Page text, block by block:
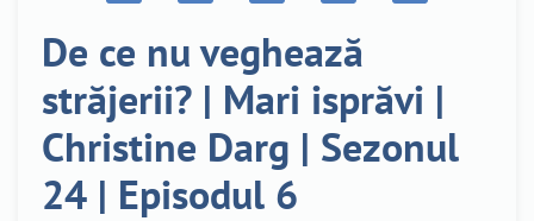
De ce nu veghează
străjerii? | Mari isprăvi |
Christine Darg | Sezonul
24 | Episodul 6